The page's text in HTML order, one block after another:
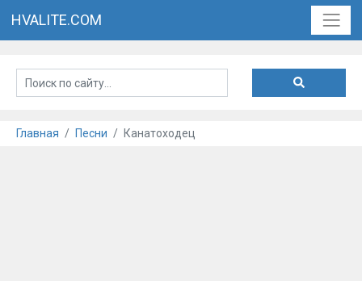
HVALITE.COM
Главная Песни Канатоходец